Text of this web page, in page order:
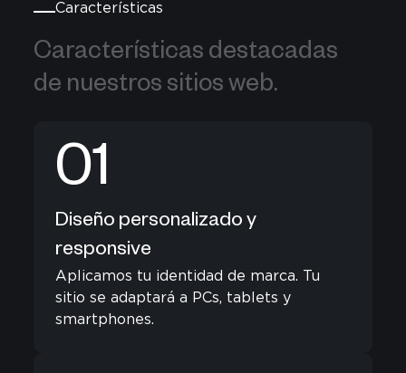
Características
Características destacadas de
Características destacadas
de nuestros sitios web.
01
Diseño personalizado y
responsive
Aplicamos tu identidad de marca. Tu
sitio se adaptará a PCs, tablets y
smartphones.